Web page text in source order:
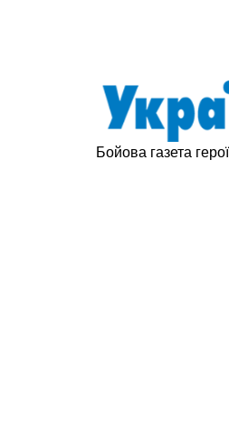
Бойова газета